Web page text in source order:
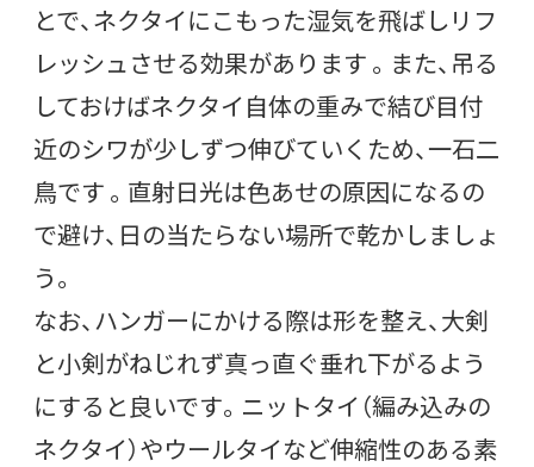
とで、ネクタイにこもった湿気を飛ばしリフ
レッシュさせる効果があります 。また、吊る
しておけばネクタイ自体の重みで結び目付
近のシワが少しずつ伸びていくため、一石二
鳥です 。直射日光は色あせの原因になるの
で避け、日の当たらない場所で乾かしましょ
う。
なお、ハンガーにかける際は形を整え、大剣
と小剣がねじれず真っ直ぐ垂れ下がるよう
にすると良いです。ニットタイ（編み込みの
ネクタイ）やウールタイなど伸縮性のある素